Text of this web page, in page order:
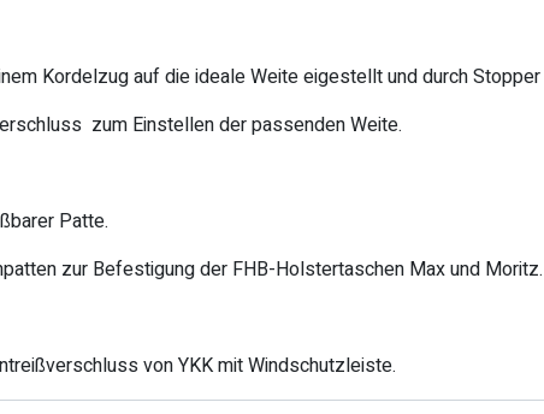
Kordelzug auf die ideale Weite eigestellt und durch
zum Einstellen der passenden Weite.
Patte.
zur Befestigung der FHB-Holstertaschen Max und Moritz.
von YKK mit Windschutzleiste.